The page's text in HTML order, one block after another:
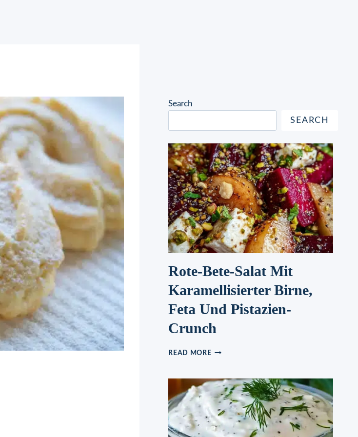
Search
SEARCH
Rote-Bete-Salat Mit
Karamellisierter Birne,
Feta Und Pistazien-
Crunch
READ MOREROTE-
MIT
KARAMELLISIERTER
BIRNE,
FETA
UND
PISTAZIEN-